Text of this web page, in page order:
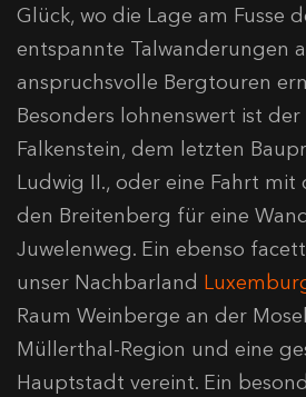
Glück, wo die Lage am Fusse
entspannte Talwanderungen
anspruchsvolle Bergtouren
Besonders lohnenswert ist
Falkenstein, dem letzten
Ludwig II., oder eine Fahrt
den Breitenberg für eine
Juwelenweg. Ein ebenso
unser Nachbarland
Raum Weinberge an der
Müllerthal-Region und eine
Hauptstadt vereint. Ein